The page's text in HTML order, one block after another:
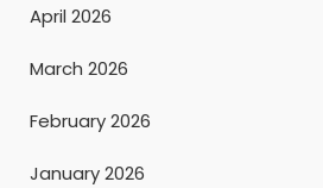
April 2026
March 2026
February 2026
January 2026